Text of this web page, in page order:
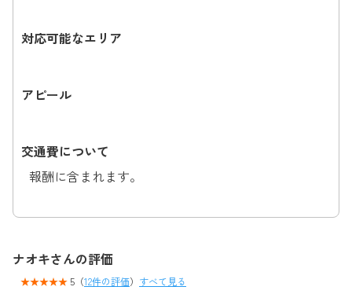
対応可能なエリア
アピール
交通費について
報酬に含まれます。
ナオキさんの評価
5（12件の評価） すべて見る